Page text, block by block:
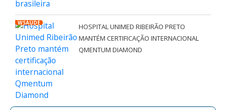
WSAÚDE
HOSPITAL UNIMED RIBEIRÃO PRETO
MANTÉM CERTIFICAÇÃO INTERNACIONAL
QMENTUM DIAMOND